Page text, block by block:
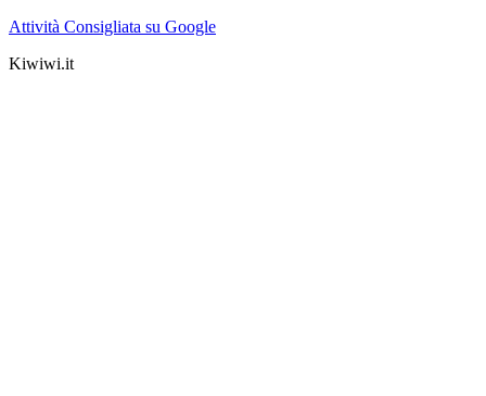
Attività Consigliata su Google
Kiwiwi.it